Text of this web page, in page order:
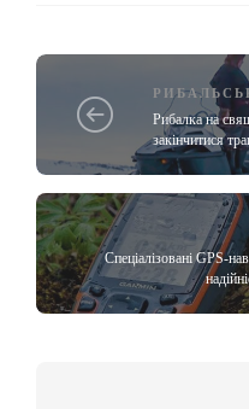
Рибалка на
закінчитися
Спеціалізовані GPS-